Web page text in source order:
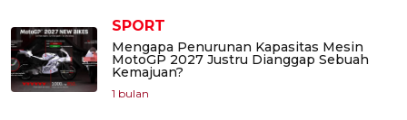
SPORT
Mengapa Penurunan Kapasitas Mesin
MotoGP 2027 Justru Dianggap Sebuah
Kemajuan?
1 bulan